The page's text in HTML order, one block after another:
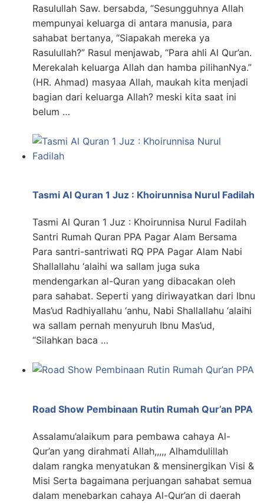
Rasulullah Saw. bersabda, “Sesungguhnya Allah
mempunyai keluarga di antara manusia, para
sahabat bertanya, “Siapakah mereka ya
Rasulullah?” Rasul menjawab, “Para ahli Al Qur’an.
Merekalah keluarga Allah dan hamba pilihanNya.”
(HR. Ahmad) masyaa Allah, maukah kita menjadi
bagian dari keluarga Allah? meski kita saat ini
belum …
Tasmi Al Quran 1 Juz : Khoirunnisa Nurul Fadilah
Tasmi Al Quran 1 Juz : Khoirunnisa Nurul Fadilah
Santri Rumah Quran PPA Pagar Alam Bersama
Para santri-santriwati RQ PPA Pagar Alam Nabi
Shallallahu ‘alaihi wa sallam juga suka
mendengarkan al-Quran yang dibacakan oleh
para sahabat. Seperti yang diriwayatkan dari Ibnu
Mas’ud Radhiyallahu ‘anhu, Nabi Shallallahu ‘alaihi
wa sallam pernah menyuruh Ibnu Mas’ud,
“Silahkan baca …
Road Show Pembinaan Rutin Rumah Qur’an PPA
Assalamu’alaikum para pembawa cahaya Al-
Qur’an yang dirahmati Allah,,,,, Alhamdulillah
dalam rangka menyatukan & mensinergikan Visi &
Misi Serta bagaimana perjuangan sahabat semua
dalam menebarkan cahaya Al-Qur’an di daerah